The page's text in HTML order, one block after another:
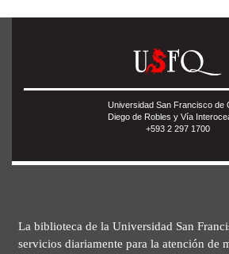
Universidad San Francisco de
Diego de Robles y Vía
+593 2 297 1700
La biblioteca de la Universidad San
servicios diariamente para la atención de